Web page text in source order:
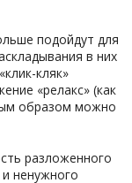
подойдут для
в них
кляк»
«релакс» (как
образом можно
разложенного
ненужного